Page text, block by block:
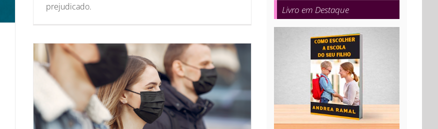
prejudicado.
Livro em Destaque